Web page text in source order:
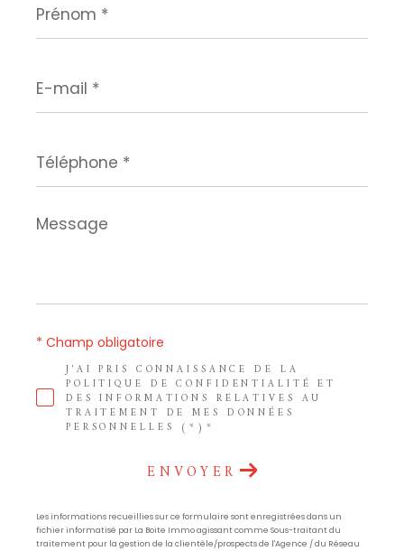
*
mail
*
*
Message
*
J'AI PRIS CONNAISSANCE DE LA
POLITIQUE DE CONFIDENTIALITÉ ET
DES INFORMATIONS RELATIVES AU
TRAITEMENT DE MES DONNÉES
PERSONNELLES (*)*
* Champ obligatoire
ENVOYER
Les informations recueillies sur ce formulaire sont enregistrées dans un
fichier informatisé par La Boite Immo agissant comme Sous-traitant du
traitement pour la gestion de la clientèle/prospects de l'Agence / du Réseau